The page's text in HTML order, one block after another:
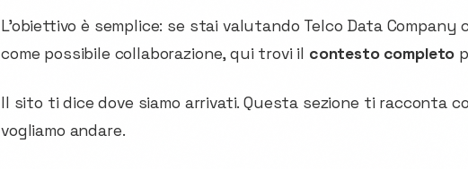
L'obiettivo è semplice: se stai valutando Telco Data Company
come possibile collaborazione, qui trovi il contesto completo
Il sito ti dice dove siamo arrivati. Questa sezione ti racconta
vogliamo andare.